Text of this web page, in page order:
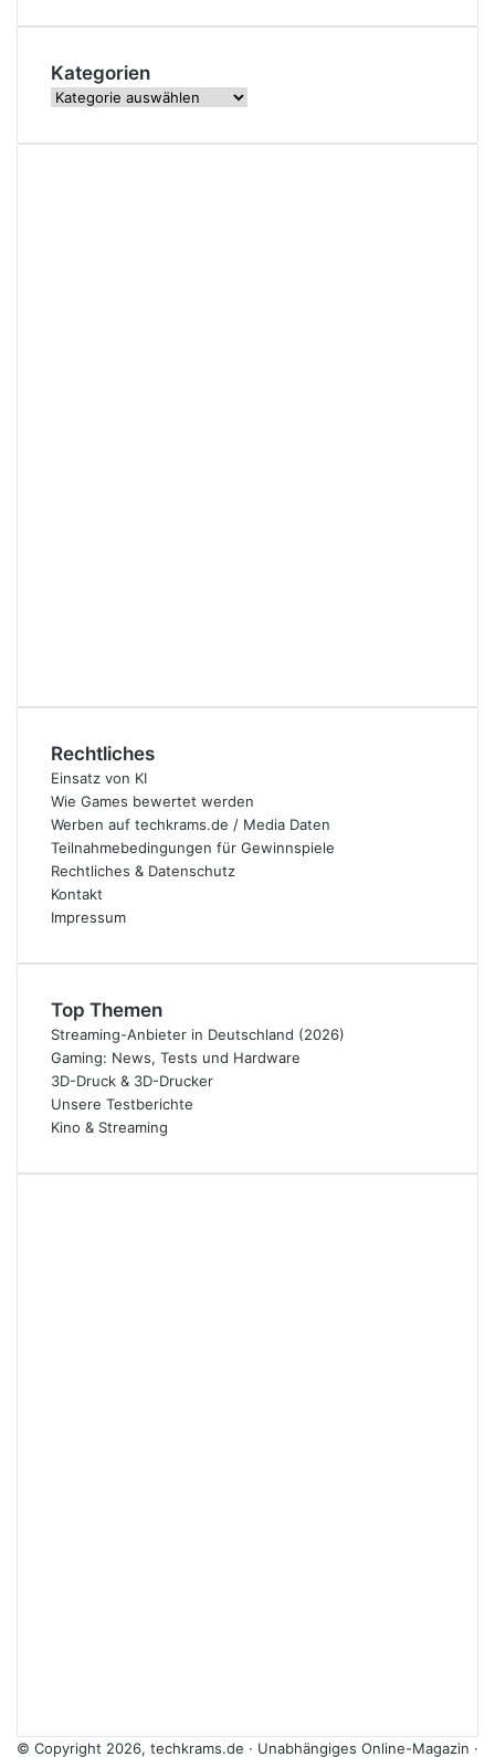
sieht
aus
Kategorien
Kategorien
Rechtliches
Einsatz von KI
Wie Games bewertet werden
Werben auf techkrams.de / Media Daten
Teilnahmebedingungen für Gewinnspiele
Rechtliches & Datenschutz
Kontakt
Impressum
Top Themen
Streaming-Anbieter in Deutschland (2026)
Gaming: News, Tests und Hardware
3D-Druck & 3D-Drucker
Unsere Testberichte
Kino & Streaming
© Copyright 2026, techkrams.de · Unabhängiges Online-Magazin ·